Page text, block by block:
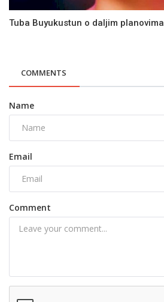
Tuba Buyukustun o daljim planovima
COMMENTS
Name
Email
Comment